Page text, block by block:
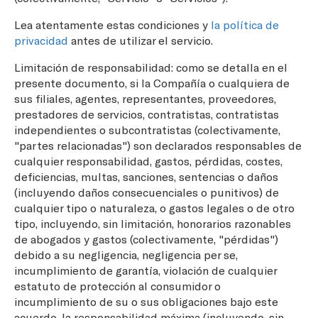
Lea atentamente estas condiciones y la política de
privacidad antes de utilizar el servicio.
Limitación de responsabilidad: como se detalla en el
presente documento, si la Compañía o cualquiera de
sus filiales, agentes, representantes, proveedores,
prestadores de servicios, contratistas, contratistas
independientes o subcontratistas (colectivamente,
"partes relacionadas") son declarados responsables de
cualquier responsabilidad, gastos, pérdidas, costes,
deficiencias, multas, sanciones, sentencias o daños
(incluyendo daños consecuenciales o punitivos) de
cualquier tipo o naturaleza, o gastos legales o de otro
tipo, incluyendo, sin limitación, honorarios razonables
de abogados y gastos (colectivamente, "pérdidas")
debido a su negligencia, negligencia per se,
incumplimiento de garantía, violación de cualquier
estatuto de protección al consumidor o
incumplimiento de su o sus obligaciones bajo este